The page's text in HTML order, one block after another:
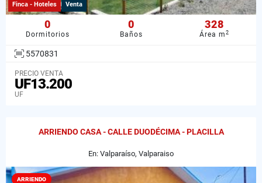
Finca - Hoteles Venta
0
Dormitorios
0
Baños
328
Área m2
5570831
PRECIO VENTA
UF13.200
UF
ARRIENDO CASA - CALLE DUODÉCIMA - PLACILLA
En: Valparaíso, Valparaiso
ARRIENDO